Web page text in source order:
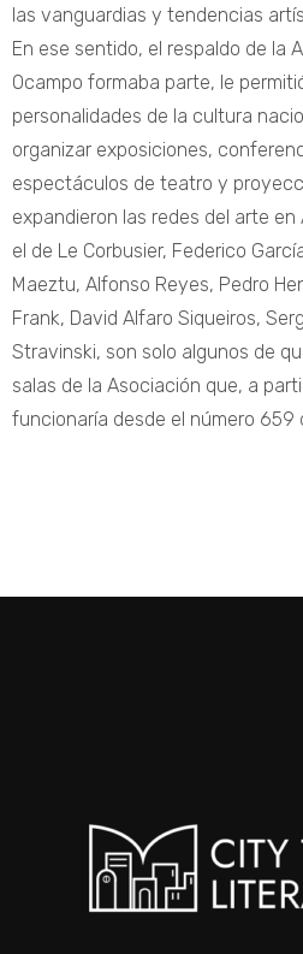
las vanguardias y tendencias
En ese sentido, el respaldo de la
Ocampo formaba parte, le
personalidades de la cultura
organizar exposiciones,
espectáculos de teatro y
expandieron las redes del arte
el de Le Corbusier, Federico
Maeztu, Alfonso Reyes, Pedro
Frank, David Alfaro Siqueiros,
Stravinski, son solo algunos de
salas de la Asociación que, a
funcionaría desde el número 659